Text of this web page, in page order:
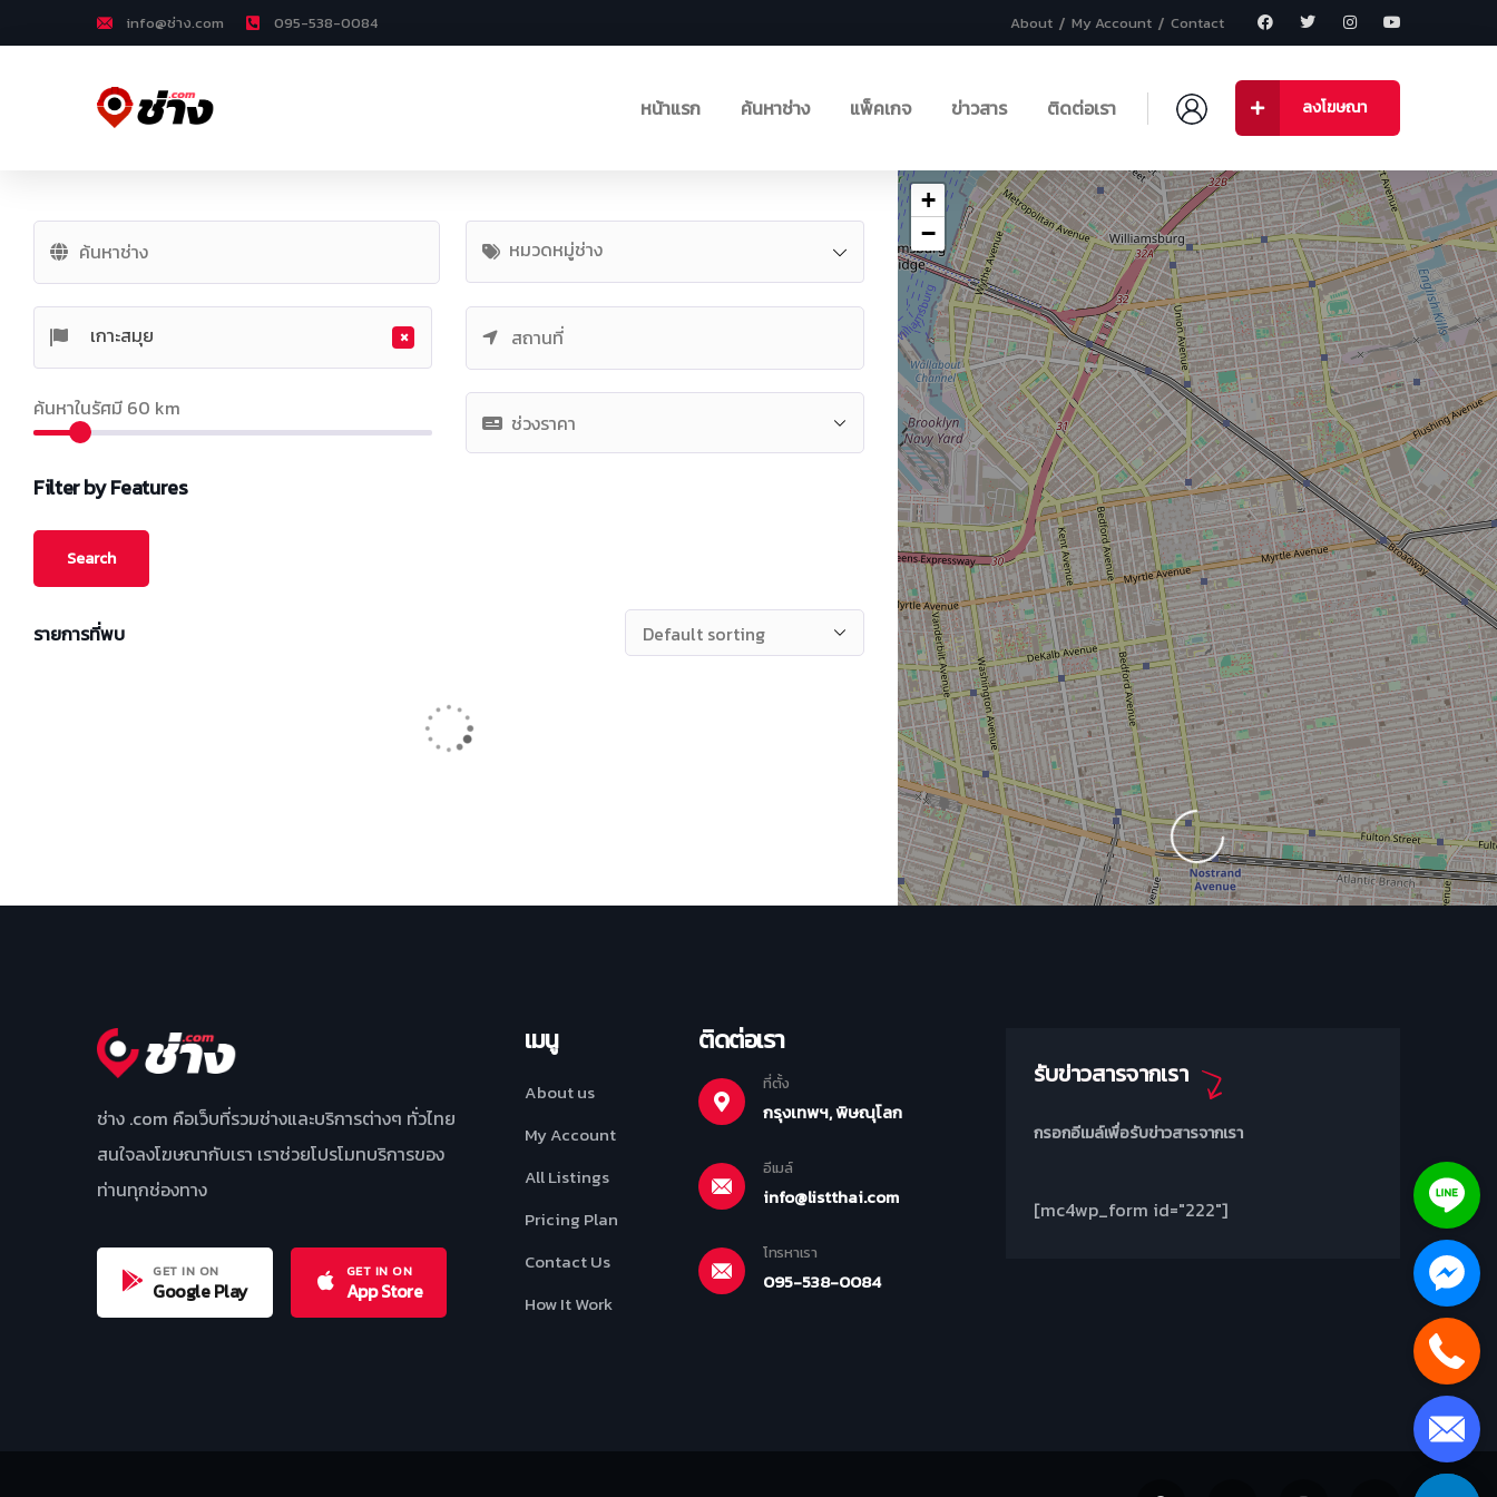
info@ช่าง.com 095-538-0084 About My Account Contact
หน้าแรก ค้นหาช่าง แพ็คเกจ ข่าวสาร ติดต่อเรา ลงโฆษณา
หมวดหมู่ช่าง
×
เกาะสมุย
ค้นหาในรัศมี 60 km
Filter by Features
รายการที่พบ
+
−
Leaflet
ช่าง .com คือเว็บที่รวมช่างและบริการต่างๆ ทั่วไทย
สนใจลงโฆษณากับเรา เราช่วยโปรโมทบริการของ
ท่านทุกช่องทาง
GET IN ON
Google Play
GET IN ON
App Store
เมนู
About us
My Account
All Listings
Pricing Plan
Contact Us
How It Work
ติดต่อเรา
ที่ตั้ง
กรุงเทพฯ, พิษณุโลก
อีเมล์
info@listthai.com
โทรหาเรา
095-538-0084
รับข่าวสารจากเรา
กรอกอีเมล์เพื่อรับข่าวสารจากเรา
[mc4wp_form id="222"]